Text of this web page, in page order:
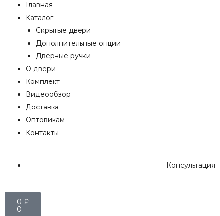
Главная
Каталог
Скрытые двери
Дополнительные опции
Дверные ручки
О двери
Комплект
Видеообзор
Доставка
Оптовикам
Контакты
Консультация
0 ₽
0